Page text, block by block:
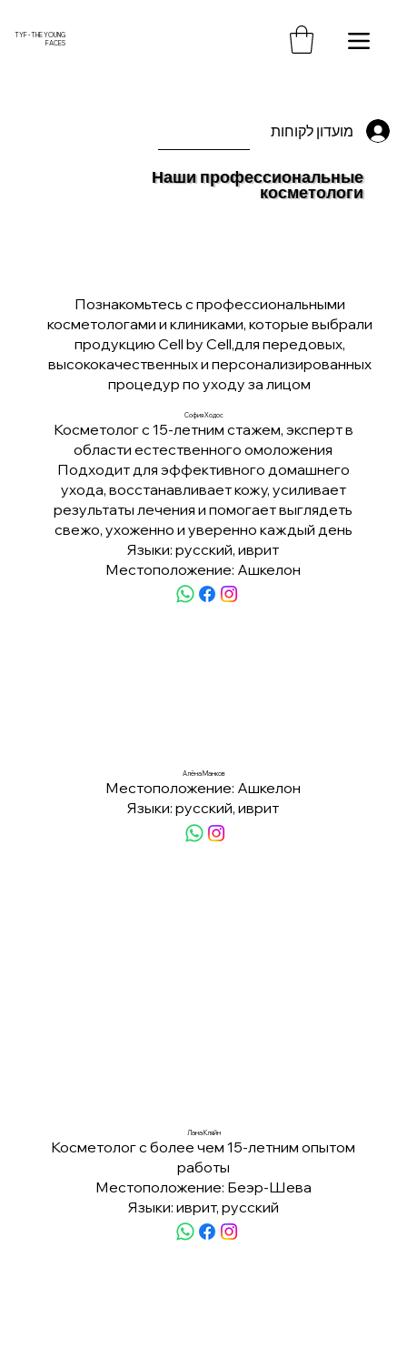
מועדון לקוחות
TYF - THE YOUNG
FACES
Наши профессиональные
косметологи
Познакомьтесь с профессиональными
косметологами и клиниками, которые выбрали
продукцию Cell by Cell,для передовых,
высококачественных и персонализированных
процедур по уходу за лицом
София Ходос
Косметолог с 15-летним стажем, эксперт в
области естественного омоложения
Подходит для эффективного домашнего
ухода, восстанавливает кожу, усиливает
результаты лечения и помогает выглядеть
свежо, ухоженно и уверенно каждый день
Языки: русский, иврит
Местоположение: Ашкелон
Алёна Манков
Местоположение: Ашкелон
Языки: русский, иврит
Лана Кляйн
Косметолог с более чем 15-летним опытом
работы
Местоположение: Беэр-Шева
Языки: иврит, русский